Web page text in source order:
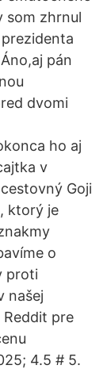
som zhrnul
pán
dvomi
ho aj
v
Goji
ktorý je
o
proti
našej
pre
4.5 # 5.